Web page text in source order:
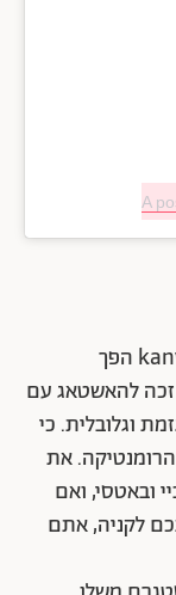
A
רוח חדשה בפיד! הביטוי kanyeloveskanye הפך
להאשטאג עם
וגלובלית. כי
את
ובאטסי, ואם
לקניה, אתם